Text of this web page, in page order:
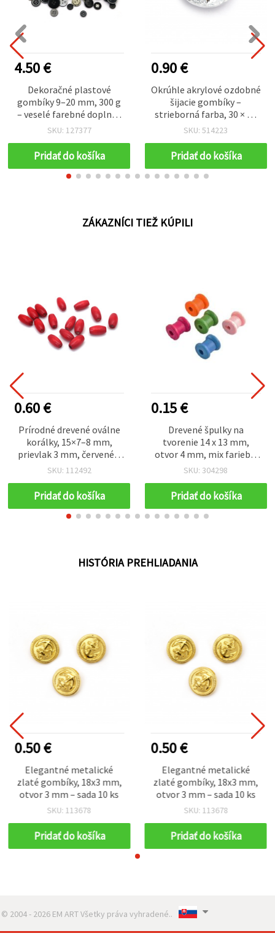
4.50 €
Dekoračné plastové
gombíky 9–20 mm, 300 g
– veselé farebné doplnky
na tvorenie, scrapbooking
SKU: 127377
Pridať do košíka
0.90 €
Okrúhle akrylové ozdobné
šijacie gombíky –
strieborná farba, 30 × 11
mm, otvor 2 mm, sada 2
kreatívne tvorenie
SKU: 514223
Pridať do košíka
ZÁKAZNÍCI TIEŽ KÚPILI
0.60 €
Prírodné drevené oválne
korálky, 15×7–8 mm,
prievlak 3 mm, červené –
balenie 20 g (~60 ks) na
náhrdelníky, makramé a
dekorácie
SKU: 112492
Pridať do košíka
0.15 €
Drevené špulky na
tvorenie 14 x 13 mm,
otvor 4 mm, mix farieb –
balenie 4 ks
SKU: 304298
Pridať do košíka
HISTÓRIA PREHLIADANIA
0.50 €
Elegantné metalické
zlaté gombíky, 18x3 mm,
otvor 3 mm – sada 10 ks
SKU: 113678
Pridať do košíka
0.50 €
Elegantné metalické
zlaté gombíky, 18x3 mm,
otvor 3 mm – sada 10 ks
SKU: 113678
Pridať do košíka
© 2004 - 2026 EM ART Všetky práva vyhradené..